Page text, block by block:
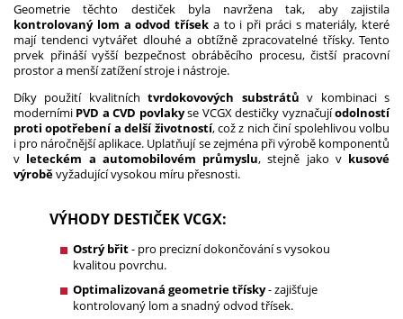
Geometrie těchto destiček byla navržena tak, aby zajistila
kontrolovaný lom a odvod třísek a to i při práci s materiály, které
mají tendenci vytvářet dlouhé a obtížně zpracovatelné třísky. Tento
prvek přináší vyšší bezpečnost obráběcího procesu, čistší pracovní
prostor a menší zatížení stroje i nástroje.
Díky použití kvalitníchtvrdokovových substrátů v kombinaci s
moderními PVD a CVD povlakyse VCGX destičky vyznačujíodolností
proti opotřebení a delší životností, což z nich činí spolehlivou volbu
i pro náročnější aplikace. Uplatňují se zejména při výrobě komponentů
v leteckém a automobilovém průmyslu, stejně jako v kusové
výroběvyžadující vysokou míru přesnosti.
VÝHODY DESTIČEK VCGX:
Ostrý břit- pro precizní dokončování s vysokou
kvalitou povrchu.
Optimalizovaná geometrie třísky- zajišťuje
kontrolovaný lom a snadný odvod třísek.